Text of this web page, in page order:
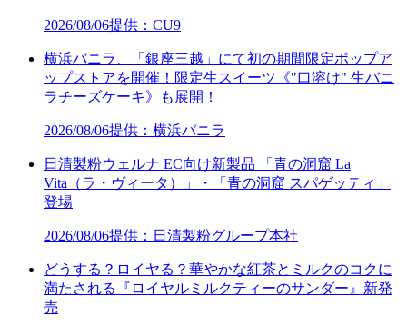
2026/08/06提供：CU9
横浜バニラ、「銀座三越」にて初の期間限定ポップア
ップストアを開催！限定生スイーツ《"口溶け" 生バニ
ラチーズケーキ》も展開！
2026/08/06提供：横浜バニラ
日清製粉ウェルナ EC向け新製品 「青の洞窟 La
Vita（ラ・ヴィータ）」・「青の洞窟 スパゲッティ」
登場
2026/08/06提供：日清製粉グループ本社
どうする？ロイヤる？華やかな紅茶とミルクのコクに
満たされる『ロイヤルミルクティーのサンダー』新発
売